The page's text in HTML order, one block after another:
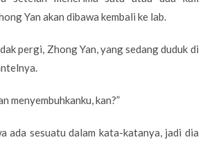
Yan akan dibawa kembali ke lab.
pergi, Zhong Yan, yang sedang duduk di
menyembuhkanku, kan?”
ada sesuatu dalam kata-katanya, jadi dia